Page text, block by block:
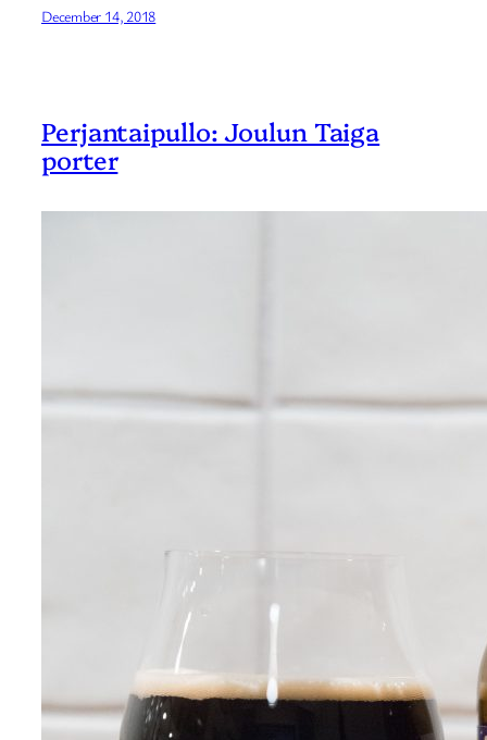
December 14, 2018
Perjantaipullo: Joulun Taiga
porter